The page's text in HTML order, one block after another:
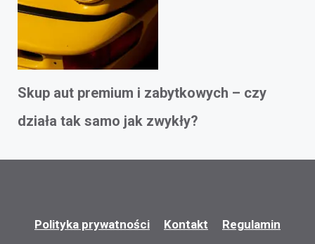
Skup aut premium i zabytkowych – czy
działa tak samo jak zwykły?
Polityka prywatności Kontakt Regulamin